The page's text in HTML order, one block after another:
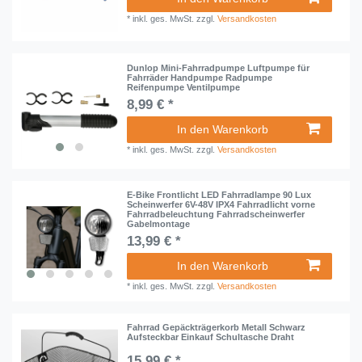
*inkl. ges. MwSt. zzgl.Versandkosten
Dunlop Mini-Fahrradpumpe Luftpumpe für
Fahrräder Handpumpe Radpumpe
Reifenpumpe Ventilpumpe
8,99 € *
In den Warenkorb
*inkl. ges. MwSt. zzgl.Versandkosten
E-Bike Frontlicht LED Fahrradlampe 90 Lux
Scheinwerfer 6V-48V IPX4 Fahrradlicht vorne
Fahrradbeleuchtung Fahrradscheinwerfer
Gabelmontage
13,99 € *
In den Warenkorb
*inkl. ges. MwSt. zzgl.Versandkosten
Fahrrad Gepäckträgerkorb Metall Schwarz
Aufsteckbar Einkauf Schultasche Draht